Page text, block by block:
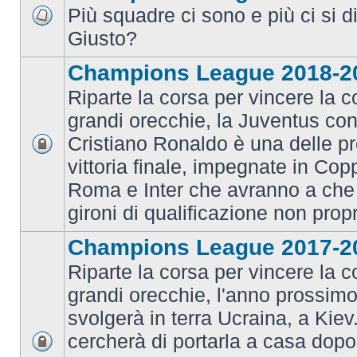
Più squadre ci sono e più ci si
Giusto?
Champions League 2018-
Riparte la corsa per vincere la
grandi orecchie, la Juventus
Cristiano Ronaldo è una delle
vittoria finale, impegnate in
Roma e Inter che avranno a
gironi di qualificazione non
Champions League 2017-
Riparte la corsa per vincere la
grandi orecchie, l'anno
svolgerà in terra Ucraina, a
cercherà di portarla a casa